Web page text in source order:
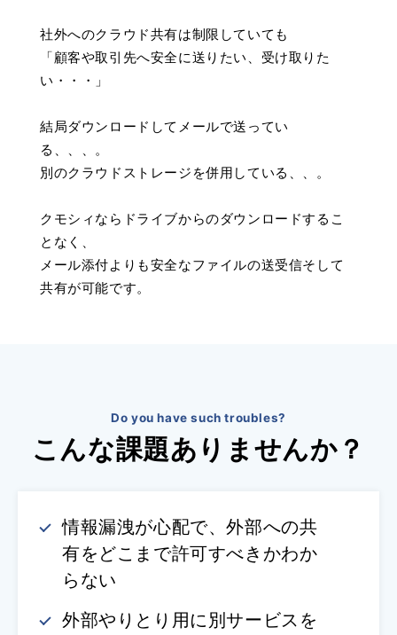
社外へのクラウド共有は制限していても
「顧客や取引先へ安全に送りたい、受け取りた
い・・・」
結局ダウンロードしてメールで送ってい
る、、、。
別のクラウドストレージを併用している、、。
クモシィならドライブからのダウンロードするこ
となく、
メール添付よりも安全なファイルの送受信そして
共有が可能です。
Do you have such troubles?
こんな課題ありませんか？
情報漏洩が心配で、外部への共
有をどこまで許可すべきかわか
らない
外部やりとり用に別サービスを